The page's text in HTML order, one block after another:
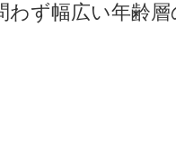
わず幅広い年齢